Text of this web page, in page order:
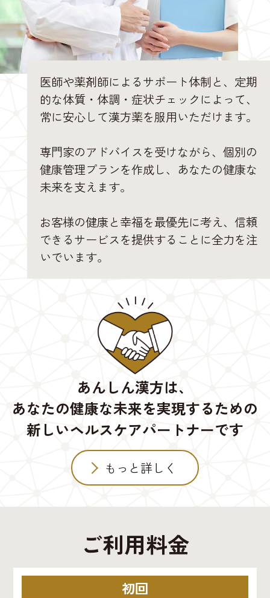
医師や薬剤師によるサポート体制と、定期
的な体質・体調・症状チェックによって、
常に安心して漢方薬を服用いただけます。
専門家のアドバイスを受けながら、個別の
健康管理プランを作成し、あなたの健康な
未来を支えます。
お客様の健康と幸福を最優先に考え、信頼
できるサービスを提供することに全力を注
いでいます。
あんしん漢方は、
あなたの健康な未来を実現するための
新しいヘルスケアパートナーです
もっと詳しく
ご利用料金
初回